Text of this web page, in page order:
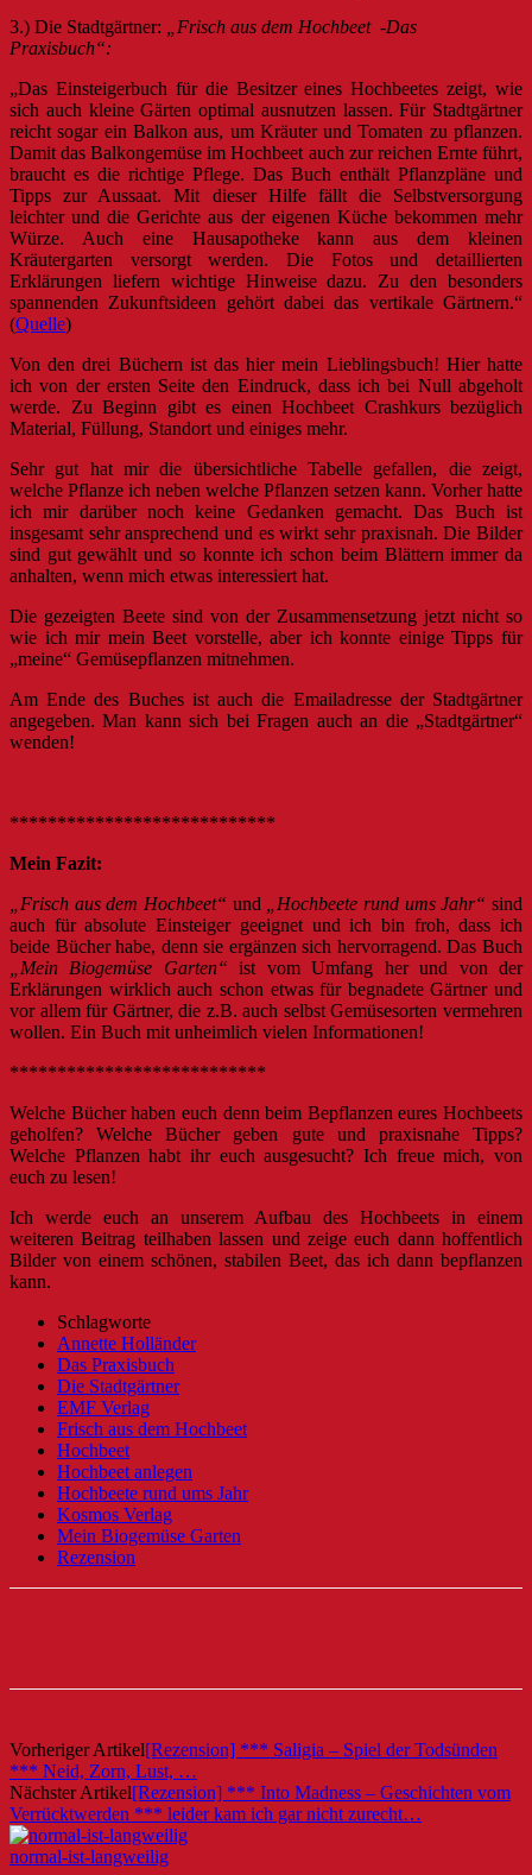
3.) Die Stadtgärtner:
„Frisch aus dem Hochbeet -Das
Praxisbuch“:
„Das Einsteigerbuch für die Besitzer eines Hochbeetes zeigt, wie
sich auch kleine Gärten optimal ausnutzen lassen. Für Stadtgärtner
reicht sogar ein Balkon aus, um Kräuter und Tomaten zu pflanzen.
Damit das Balkongemüse im Hochbeet auch zur reichen Ernte führt,
braucht es die richtige Pflege. Das Buch enthält Pflanzpläne und
Tipps zur Aussaat. Mit dieser Hilfe fällt die Selbstversorgung
leichter und die Gerichte aus der eigenen Küche bekommen mehr
Würze. Auch eine Hausapotheke kann aus dem kleinen
Kräutergarten versorgt werden. Die Fotos und detaillierten
Erklärungen liefern wichtige Hinweise dazu. Zu den besonders
spannenden Zukunftsideen gehört dabei das vertikale Gärtnern.“
(Quelle)
Von den drei Büchern ist das hier mein Lieblingsbuch! Hier hatte
ich von der ersten Seite den Eindruck, dass ich bei Null abgeholt
werde. Zu Beginn gibt es einen Hochbeet Crashkurs bezüglich
Material, Füllung, Standort und einiges mehr.
Sehr gut hat mir die übersichtliche Tabelle gefallen, die zeigt,
welche Pflanze ich neben welche Pflanzen setzen kann. Vorher hatte
ich mir darüber noch keine Gedanken gemacht. Das Buch ist
insgesamt sehr ansprechend und es wirkt sehr praxisnah. Die Bilder
sind gut gewählt und so konnte ich schon beim Blättern immer da
anhalten, wenn mich etwas interessiert hat.
Die gezeigten Beete sind von der Zusammensetzung jetzt nicht so
wie ich mir mein Beet vorstelle, aber ich konnte einige Tipps für
„meine“ Gemüsepflanzen mitnehmen.
Am Ende des Buches ist auch die Emailadresse der Stadtgärtner
angegeben. Man kann sich bei Fragen auch an die „Stadtgärtner“
wenden!
****************************
Mein Fazit:
„Frisch aus dem Hochbeet“ und „Hochbeete rund ums Jahr“ sind
auch für absolute Einsteiger geeignet und ich bin froh, dass ich
beide Bücher habe, denn sie ergänzen sich hervorragend. Das Buch
„Mein Biogemüse Garten“ ist vom Umfang her und von der
Erklärungen wirklich auch schon etwas für begnadete Gärtner und
vor allem für Gärtner, die z.B. auch selbst Gemüsesorten vermehren
wollen. Ein Buch mit unheimlich vielen Informationen!
***************************
Welche Bücher haben euch denn beim Bepflanzen eures Hochbeets
geholfen? Welche Bücher geben gute und praxisnahe Tipps?
Welche Pflanzen habt ihr euch ausgesucht? Ich freue mich, von
euch zu lesen!
Ich werde euch an unserem Aufbau des Hochbeets in einem
weiteren Beitrag teilhaben lassen und zeige euch dann hoffentlich
Bilder von einem schönen, stabilen Beet, das ich dann bepflanzen
kann.
Schlagworte
Annette Holländer
Das Praxisbuch
Die Stadtgärtner
EMF Verlag
Frisch aus dem Hochbeet
Hochbeet
Hochbeet anlegen
Hochbeete rund ums Jahr
Kosmos Verlag
Mein Biogemüse Garten
Rezension
Vorheriger Artikel[Rezension] *** Saligia – Spiel der Todsünden
*** Neid, Zorn, Lust, …
Nächster Artikel[Rezension] *** Into Madness – Geschichten vom
Verrücktwerden *** leider kam ich gar nicht zurecht…
normal-ist-langweilig